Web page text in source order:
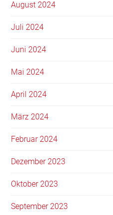
August 2024
Juli 2024
Juni 2024
Mai 2024
April 2024
März 2024
Februar 2024
Dezember 2023
Oktober 2023
September 2023